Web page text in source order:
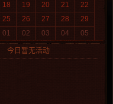
18 19 20 21
22
25 26 27 28
29
01 02 03 04 05
今日暂无活动